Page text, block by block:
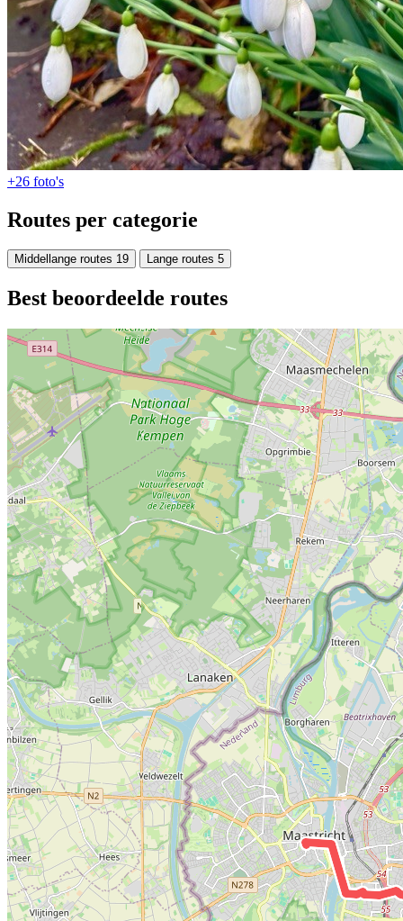
+26 foto's
Routes per categorie
Middellange routes 19 Lange routes 5
Best beoordeelde routes